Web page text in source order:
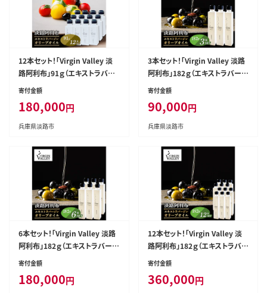
12本セット！「Virgin Valley 淡
路阿利布」91ｇ（エキストラバー
ジンオリーブオイル）【2025年度
寄付金額
180,000円
兵庫県淡路市
3本セット！「Virgin Valley 淡路
阿利布」182ｇ（エキストラバージ
ンオリーブオイル）【2025年度
寄付金額
90,000円
兵庫県淡路市
6本セット！「Virgin Valley 淡路
阿利布」182ｇ（エキストラバージ
ンオリーブオイル）【2025年度
寄付金額
180,000円
12本セット！「Virgin Valley 淡
路阿利布」182ｇ（エキストラバー
ジンオリーブオイル）【2025年度
寄付金額
360,000円